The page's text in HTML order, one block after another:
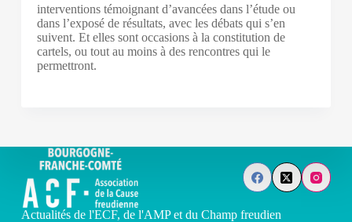
interventions témoignant d’avancées dans l’étude ou
dans l’exposé de résultats, avec les débats qui s’en
suivent. Et elles sont occasions à la constitution de
cartels, ou tout au moins à des rencontres qui le
permettront.
Actualités de l'ECF, de l'AMP et du Champ freudien